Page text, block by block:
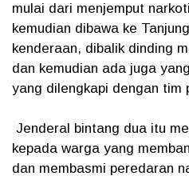
mulai dari menjemput
kemudian dibawa ke
kenderaan, dibalik dinding
dan kemudian ada juga
yang dilengkapi dengan tim
Jenderal bintang dua itu
kepada warga yang
dan membasmi peredaran